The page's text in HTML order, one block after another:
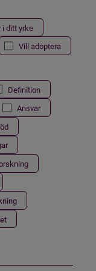
i ditt yrke
Vill adoptera
Definition
Ansvar